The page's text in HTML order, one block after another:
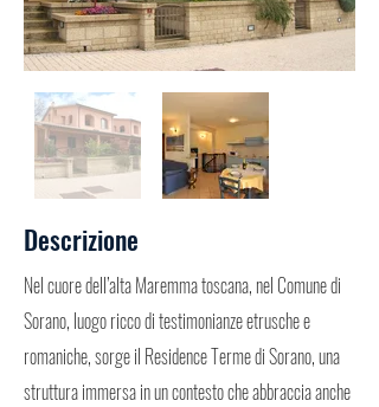
Descrizione
Nel cuore dell’alta Maremma toscana, nel Comune di
Sorano, luogo ricco di testimonianze etrusche e
romaniche, sorge il Residence Terme di Sorano, una
struttura immersa in un contesto che abbraccia anche